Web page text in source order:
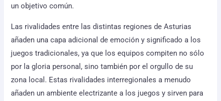
un objetivo común.
Las rivalidades entre las distintas regiones de Asturias
añaden una capa adicional de emoción y significado a los
juegos tradicionales, ya que los equipos compiten no sólo
por la gloria personal, sino también por el orgullo de su
zona local. Estas rivalidades interregionales a menudo
añaden un ambiente electrizante a los juegos y sirven para